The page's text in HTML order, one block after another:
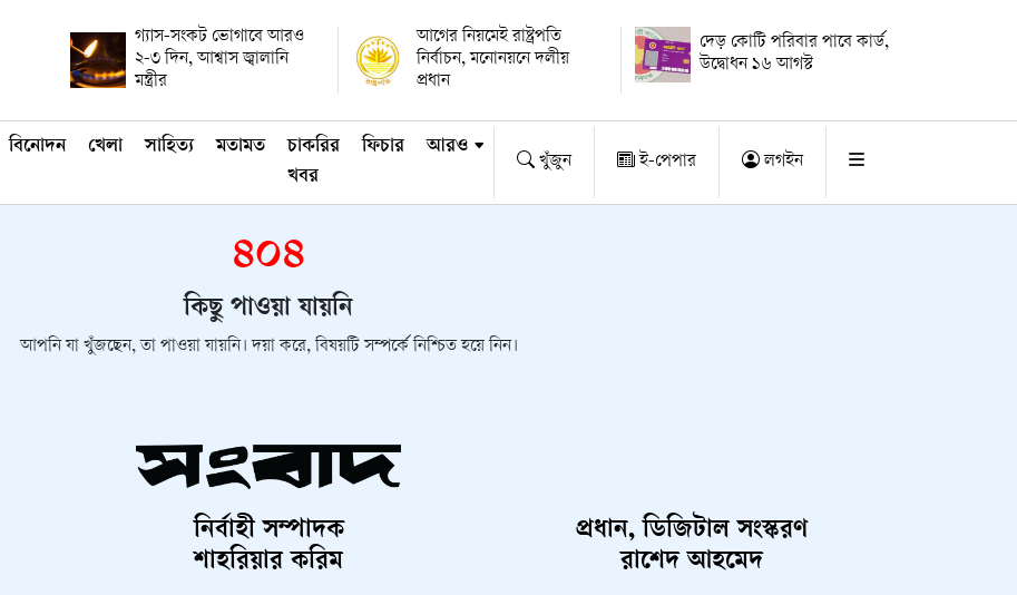
গ্যাস-সংকট ভোগাবে আরও
২-৩ দিন, আশ্বাস জ্বালানি
মন্ত্রীর
আগের নিয়মেই রাষ্ট্রপতি
নির্বাচন, মনোনয়নে দলীয়
প্রধান
দেড় কোটি পরিবার পাবে কার্ড,
উদ্বোধন ১৬ আগস্ট
বিনোদন খেলা সাহিত্য মতামত
চাকরির
খবর
ফিচার আরও
খুঁজুন ই-পেপার লগইন
৪০৪
কিছু পাওয়া যায়নি
আপনি যা খুঁজছেন, তা পাওয়া যায়নি। দয়া করে, বিষয়টি সম্পর্কে নিশ্চিত হয়ে নিন।
নির্বাহী সম্পাদক
শাহরিয়ার করিম
প্রধান, ডিজিটাল সংস্করণ
রাশেদ আহমেদ